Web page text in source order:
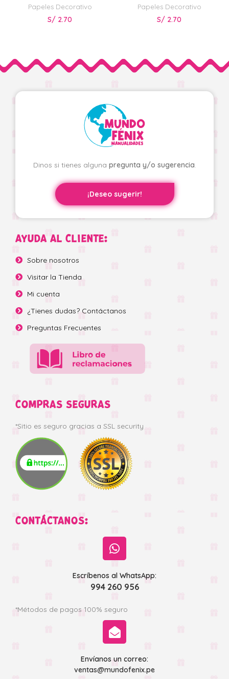
Papeles Decorativo
S/ 2.70
Papeles Decorativo
S/ 2.70
Dinos si tienes alguna pregunta y/o sugerencia.
¡Deseo sugerir!
AYUDA AL CLIENTE:
Sobre nosotros
Visitar la Tienda
Mi cuenta
¿Tienes dudas? Contáctanos
Preguntas Frecuentes
COMPRAS SEGURAS
*Sitio es seguro gracias a SSL security
CONTÁCTANOS:
Escríbenos al WhatsApp:
994 260 956
*Métodos de pagos 100% seguro
Envíanos un correo:
ventas@mundofenix.pe